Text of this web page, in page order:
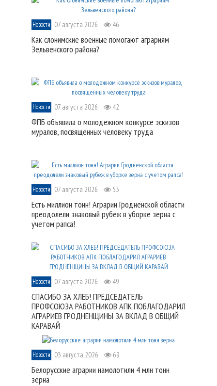
Новости 07 августа 2026 46
Как слонимские военные помогают аграриям
Зельвенского района?
Новости 07 августа 2026 42
ФПБ объявила о молодежном конкурсе эскизов
муралов, посвященных человеку труда
Новости 07 августа 2026 53
Есть миллион тонн! Аграрии Гродненской области
преодолели знаковый рубеж в уборке зерна с
учетом рапса!
Новости 07 августа 2026 49
СПАСИБО ЗА ХЛЕБ! ПРЕДСЕДАТЕЛЬ
ПРОФСОЮЗА РАБОТНИКОВ АПК ПОБЛАГОДАРИЛ
АГРАРИЕВ ГРОДНЕНЩИНЫ ЗА ВКЛАД В ОБЩИЙ
КАРАВАЙ
Новости 03 августа 2026 69
Белорусские аграрии намолотили 4 млн тонн
зерна